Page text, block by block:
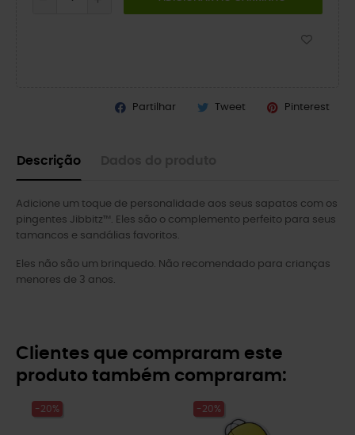
Partilhar Tweet Pinterest
Descrição
Adicione um toque de personalidade aos seus sapatos com os
pingentes Jibbitz™. Eles são o complemento perfeito para seus
tamancos e sandálias favoritos.
Eles não são um brinquedo. Não recomendado para crianças
menores de 3 anos.
Clientes que compraram este
produto também compraram:
-20% -20%